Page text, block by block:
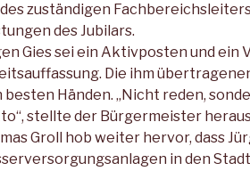
zuständigen
des Jubilars.
Gies sei ein Aktivposten und ein
Die ihm
besten Händen. „Nicht reden,
stellte der Bürgermeister
Groll hob weiter hervor, dass
in den